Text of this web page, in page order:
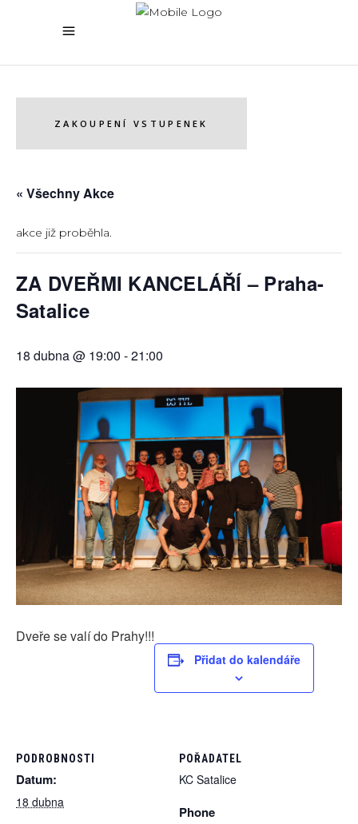
ZAKOUPENÍ VSTUPENEK
« Všechny Akce
akce již proběhla.
ZA DVEŘMI KANCELÁŘÍ – Praha-
Satalice
18 dubna @ 19:00 -21:00
Dveře se valí do Prahy!!!
Přidat do kalendáře
PODROBNOSTI
Datum:
18 dubna
POŘADATEL
KC Satalice
Phone